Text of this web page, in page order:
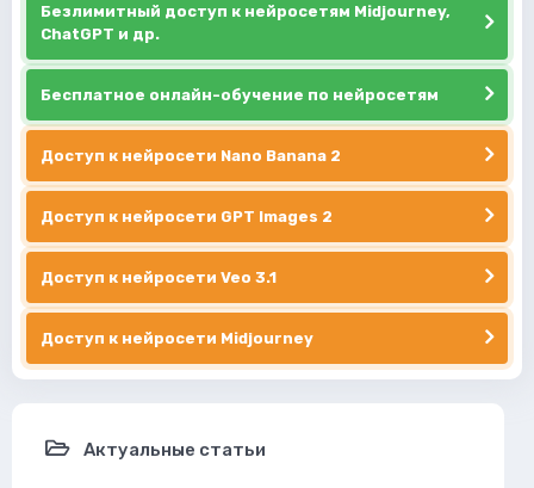
Безлимитный доступ к нейросетям Midjourney,
ChatGPT и др.
Бесплатное онлайн-обучение по нейросетям
Доступ к нейросети Nano Banana 2
Доступ к нейросети GPT Images 2
Доступ к нейросети Veo 3.1
Доступ к нейросети Midjourney
Актуальные статьи